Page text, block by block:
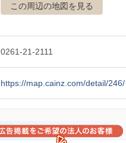
この周辺の地図を見る
0261-21-2111
https://map.cainz.com/detail/246/